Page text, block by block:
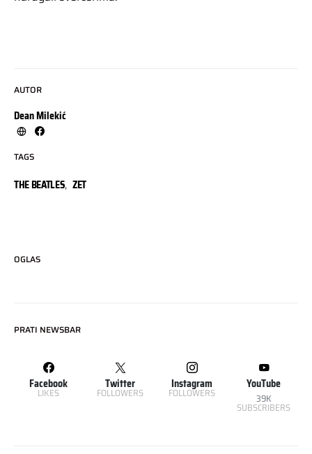
AUTOR
Dean Milekić
TAGS
THE BEATLES, ZET
OGLAS
PRATI NEWSBAR
Facebook
LIKES
Twitter
FOLLOWERS
Instagram
FOLLOWERS
YouTube
39K
SUBSCRIBERS